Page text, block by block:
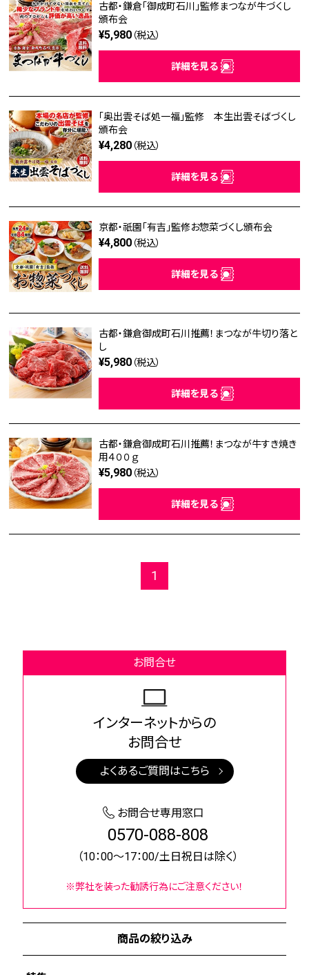
商品の絞り込み
古都・鎌倉「御成町石川」監修まつなが牛づくし
頒布会
¥5,980 （税込）
詳細を見る
「奥出雲そば処一福」監修 本生出雲そばづくし
頒布会
¥4,280 （税込）
詳細を見る
京都・祇園「有吉」監修お惣菜づくし頒布会
¥4,800 （税込）
詳細を見る
古都・鎌倉御成町石川推薦！まつなが牛切り落と
し
¥5,980 （税込）
詳細を見る
古都・鎌倉御成町石川推薦！まつなが牛すき焼き
用４００ｇ
¥5,980 （税込）
詳細を見る
1
お問合せ
インターネットからの
お問合せ
よくあるご質問はこちら
お問合せ専用窓口
0570-088-808
（10：00～17：00/土日祝日は除く）
※弊社を装った勧誘行為にご注意ください！